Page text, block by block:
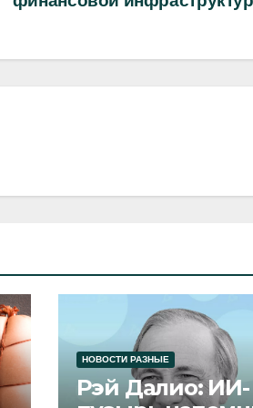
НОВОСТИ РАЗНЫЕ
Рэй Далио: ИИ-